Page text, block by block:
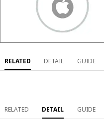
RELATED DETAIL GUIDE
RELATED DETAIL GUIDE